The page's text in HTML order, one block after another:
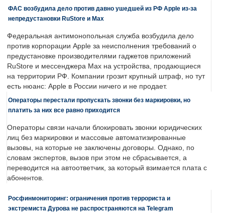
ФАС возбудила дело против давно ушедшей из РФ Apple из-за
непредустановки RuStore и Max
Федеральная антимонопольная служба возбудила дело
против корпорации Apple за неисполнения требований о
предустановке производителями гаджетов приложений
RuStore и мессенджера Max на устройства, продающиеся
на территории РФ. Компании грозит крупный штраф, но тут
есть нюанс: Apple в России ничего и не продает.
Операторы перестали пропускать звонки без маркировки, но
платить за них все равно приходится
Операторы связи начали блокировать звонки юридических
лиц без маркировки и массовые автоматизированные
вызовы, на которые не заключены договоры. Однако, по
словам экспертов, вызов при этом не сбрасывается, а
переводится на автоответчик, за который взимается плата с
абонентов.
Росфинмониторинг: ограничения против террориста и
экстремиста Дурова не распространяются на Telegram